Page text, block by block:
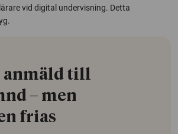
vid digital undervisning. Detta
anmäld till
– men
frias